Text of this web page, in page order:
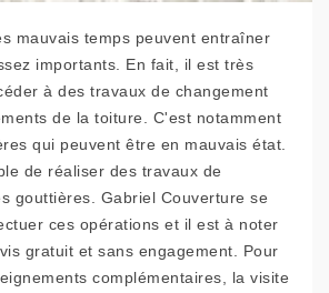
mauvais temps peuvent entraîner
importants. En fait, il est très
à des travaux de changement
de la toiture. C'est notamment
qui peuvent être en mauvais état.
de réaliser des travaux de
gouttières. Gabriel Couverture se
ces opérations et il est à noter
gratuit et sans engagement. Pour
complémentaires, la visite